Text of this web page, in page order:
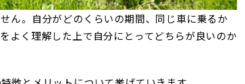
ん。自分がどのくらいの期間、同じ車に乗るか
よく理解した上で自分にとってどちらが良いのか